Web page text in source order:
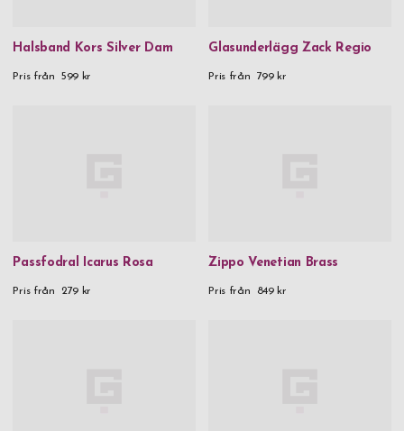
Halsband Kors Silver Dam
Pris från 599 kr
Glasunderlägg Zack Regio
Pris från 799 kr
Passfodral Icarus Rosa
Pris från 279 kr
Zippo Venetian Brass
Pris från 849 kr